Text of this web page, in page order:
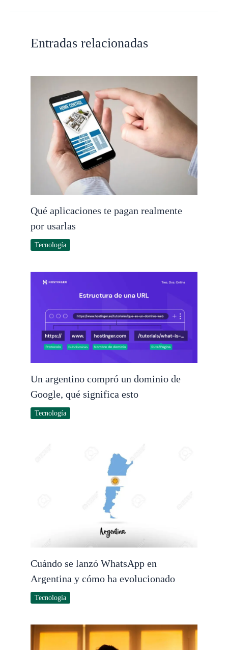
Entradas relacionadas
Qué aplicaciones te pagan realmente
por usarlas
Tecnología
Un argentino compró un dominio de
Google, qué significa esto
Tecnología
Cuándo se lanzó WhatsApp en
Argentina y cómo ha evolucionado
Tecnología